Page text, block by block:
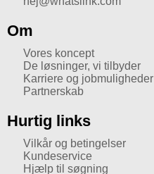
Om
Vores koncept
De løsninger, vi tilbyder
Karriere og jobmuligheder
Partnerskab
Hurtig links
Vilkår og betingelser
Kundeservice
Hjælp til søgning